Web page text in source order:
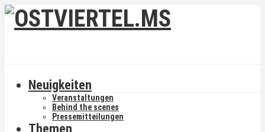
Neuigkeiten
Veranstaltungen
Behind the scenes
Pressemitteilungen
Themen